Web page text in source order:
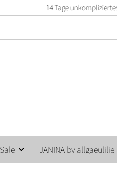
14 Tage unkompliziertes Rückgaberecht
Sale JANINA by allgaeulilie